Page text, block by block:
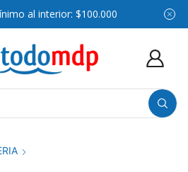
al interior: $100.000